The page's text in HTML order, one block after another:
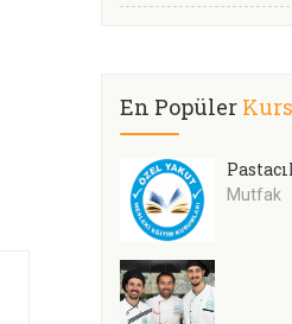
En Popüler
Mutfak